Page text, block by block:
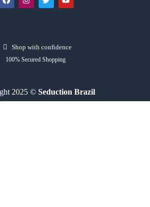
Shop with confidence
100% Secured Shopping
2025 © Seduction Brazil